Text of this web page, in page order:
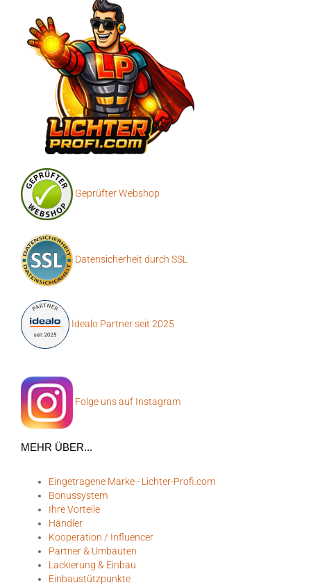
Geprüfter Webshop
Datensicherheit durch SSL
Idealo Partner seit 2025
Folge uns auf Instagram
MEHR ÜBER...
Eingetragene Marke - Lichter-Profi.com
Bonussystem
Ihre Vorteile
Händler
Kooperation / Influencer
Partner & Umbauten
Lackierung & Einbau
Einbaustützpunkte